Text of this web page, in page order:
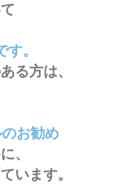
。
る方は、
お勧め
、
います。